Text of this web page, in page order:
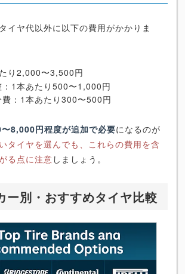
イヤ代以外に以下の費用がかかりま
り2,000〜3,500円
：1本あたり500〜1,000円
費：1本あたり300〜500円
8,000円程度が追加で必要になるのが
タイヤを選んでも、これらの費用を含
る点に注意 しましょう。
ー別・おすすめタイヤ比較